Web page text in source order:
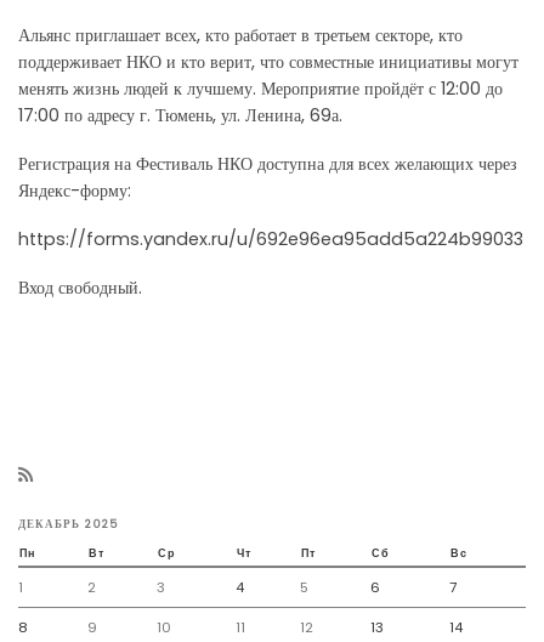
Альянс приглашает всех, кто работает в третьем секторе, кто
поддерживает НКО и кто верит, что совместные инициативы могут
менять жизнь людей к лучшему. Мероприятие пройдёт с 12:00 до
17:00 по адресу г. Тюмень, ул. Ленина, 69а.
Регистрация на Фестиваль НКО доступна для всех желающих через
Яндекс-форму:
https://forms.yandex.ru/u/692e96ea95add5a224b99033
Вход свободный.
ДЕКАБРЬ 2025
Пн Вт Ср Чт Пт Сб Вс
1 2 3 4 5 6 7
8 9 10 11 12 13 14